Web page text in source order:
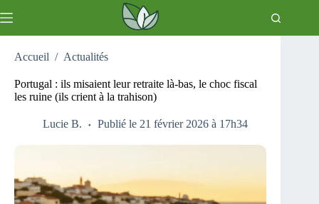
au
Accueil / Actualités
Portugal : ils misaient leur retraite là-bas, le choc fiscal
les ruine (ils crient à la trahison)
Lucie B. Publié le 21 février 2026 à 17h34